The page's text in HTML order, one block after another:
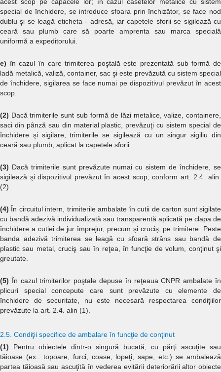
special de închidere, se introduce sfoara prin închizător, se face nod
dublu şi se leagă eticheta - adresă, iar capetele sforii se sigilează cu
ceară sau plumb care să poarte amprenta sau marca specială
uniformă a expeditorului.
e) în cazul în care trimiterea poştală este prezentată sub formă de
ladă metalică, valiză, container, sac şi este prevăzută cu sistem special
de închidere, sigilarea se face numai pe dispozitivul prevăzut în acest
scop.
(2) Dacă trimiterile sunt sub formă de lăzi metalice, valize, containere,
saci din pânză sau din material plastic, prevăzuţi cu sistem special de
închidere şi sigilare, trimiterile se sigilează cu un singur sigiliu din
ceară sau plumb, aplicat la capetele sforii.
(3) Dacă trimiterile sunt prevăzute numai cu sistem de închidere, se
sigilează şi dispozitivul prevăzut în acest scop, conform art. 2.4. alin.
(2).
(4) În circuitul intern, trimiterile ambalate în cutii de carton sunt sigilate
cu bandă adezivă individualizată sau transparentă aplicată pe clapa de
închidere a cutiei de jur împrejur, precum şi cruciş, pe trimitere. Peste
banda adezivă trimiterea se leagă cu sfoară strâns sau bandă de
plastic sau metal, cruciş sau în reţea, în funcţie de volum, conţinut şi
greutate.
(5) În cazul trimiterilor poştale depuse în reţeaua CNPR ambalate în
plicuri special concepute care sunt prevăzute cu elemente de
închidere de securitate, nu este necesară respectarea condiţiilor
prevăzute la art. 2.4. alin (1).
2.5. Condiţii specifice de ambalare în funcţie de conţinut
(1) Pentru obiectele dintr-o singură bucată, cu părţi ascuţite sau
tăioase (ex.: topoare, furci, coase, lopeţi, sape, etc.) se ambalează
partea tăioasă sau ascuţită în vederea evitării deteriorării altor obiecte